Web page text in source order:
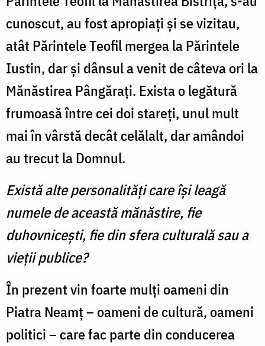
cunoscut, au fost apropiați și se vizitau,
atât Părintele Teofil mergea la Părintele
Iustin, dar și dânsul a venit de câteva ori la
Mănăstirea Pângărați. Exista o legătură
frumoasă între cei doi stareți, unul mult
mai în vârstă decât celălalt, dar amândoi
au trecut la Domnul.
Există alte personalități care își leagă
numele de această mănăstire, fie
duhovnicești, fie din sfera culturală sau a
vieții publice?
În prezent vin foarte mulți oameni din
Piatra Neamț – oameni de cultură, oameni
politici – care fac parte din conducerea